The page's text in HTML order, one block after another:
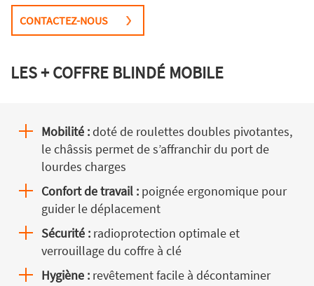
CONTACTEZ-NOUS
LES + COFFRE BLINDÉ MOBILE
Mobilité :doté de roulettes doubles pivotantes,
le châssis permet de s’affranchir du port de
lourdes charges
Confort de travail : poignée ergonomique pour
guider le déplacement
Sécurité : radioprotection optimale et
verrouillage du coffre à clé
Hygiène : revêtement facile à décontaminer